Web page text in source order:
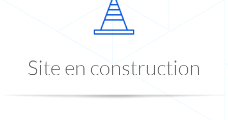
Site en construction